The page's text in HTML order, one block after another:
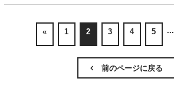
« 1 2 3 4 5 ...
前のページに戻る